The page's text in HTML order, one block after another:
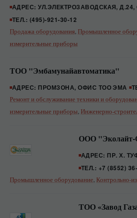
АДРЕС: УЛ.ЭЛЕКТРОЗАВОДСКАЯ, Д.24,
ТЕЛ.: (495)-921-30-12
Продажа оборудования, Промышленное
измерительные приборы
ТОО "Эмбамунайавтоматика"
АДРЕС: ПРОМЗОНА, ОФИС ТОО ЭМА
Ремонт и обслуживание техники и
измерительные приборы, Инженерно-
ООО "Эколайт-
АДРЕС: ПР. Х.
ТЕЛ.: +7 (8552)
Промышленное оборудование, Контрольно-
ТОО «Завод